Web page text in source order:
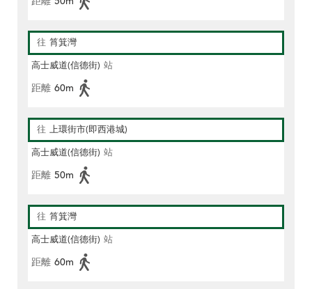
往 筲箕灣
高士威道(信德街) 站
距離 60m
往 上環街市(即西港城)
高士威道(信德街) 站
距離 50m
往 筲箕灣
高士威道(信德街) 站
距離 60m